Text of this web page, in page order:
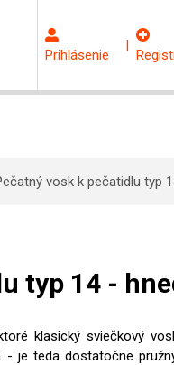
Prihlásenie
|
vosk k pečatidlu typ
typ 14 -
klasický sviečkový
je teda dostatočne